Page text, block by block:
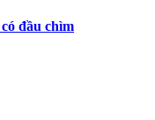
đầu chìm